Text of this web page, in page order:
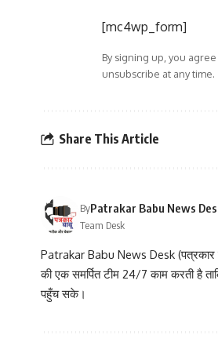
[mc4wp_form]
By signing up, you
unsubscribe at any time.
Share This Article
ByPatrakar Babu News
Team Desk
Patrakar Babu News Desk (पत्रकार
की एक समर्पित टीम 24/7 काम करती है
पहुँच सके।